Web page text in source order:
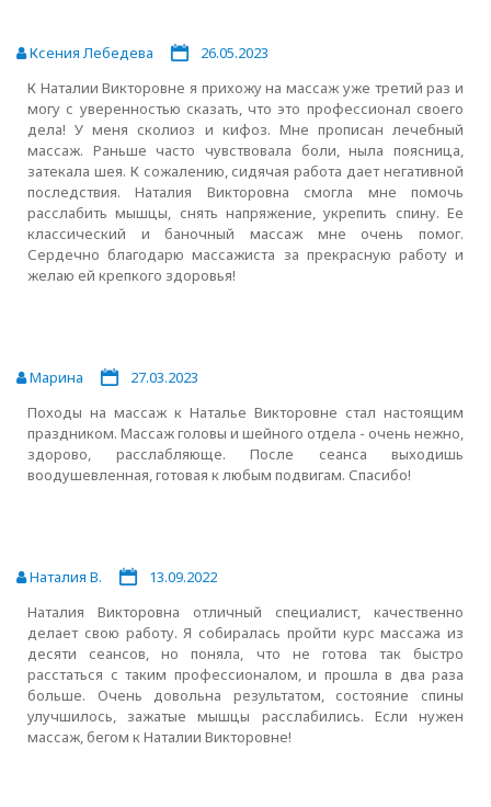
Ксения Лебедева
26.05.2023
К Наталии Викторовне я прихожу на массаж уже третий раз и
могу с уверенностью сказать, что это профессионал своего
дела! У меня сколиоз и кифоз. Мне прописан лечебный
массаж. Раньше часто чувствовала боли, ныла поясница,
затекала шея. К сожалению, сидячая работа дает негативной
последствия. Наталия Викторовна смогла мне помочь
расслабить мышцы, снять напряжение, укрепить спину. Ее
классический и баночный массаж мне очень помог.
Сердечно благодарю массажиста за прекрасную работу и
желаю ей крепкого здоровья!
Марина
27.03.2023
Походы на массаж к Наталье Викторовне стал настоящим
праздником. Массаж головы и шейного отдела - очень нежно,
здорово, расслабляюще. После сеанса выходишь
воодушевленная, готовая к любым подвигам. Спасибо!
Наталия В.
13.09.2022
Наталия Викторовна отличный специалист, качественно
делает свою работу. Я собиралась пройти курс массажа из
десяти сеансов, но поняла, что не готова так быстро
расстаться с таким профессионалом, и прошла в два раза
больше. Очень довольна результатом, состояние спины
улучшилось, зажатые мышцы расслабились. Если нужен
массаж, бегом к Наталии Викторовне!